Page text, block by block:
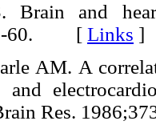
Brain and
60. [ Links ]
AM. A
and
Brain Res.